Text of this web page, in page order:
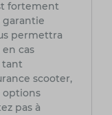
fortement
garantie
permettra
cas
tant
scooter,
options
pas à